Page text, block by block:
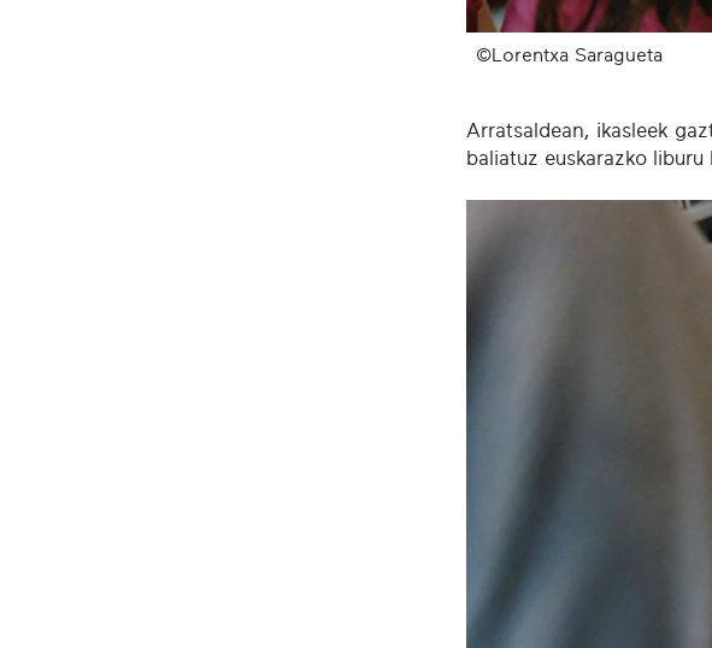
©Lorentxa Saragueta
Arratsaldean, ikasleek
baliatuz euskarazko liburu